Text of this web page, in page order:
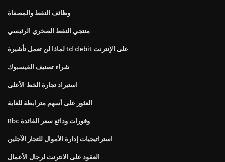
وظائف النفط والمصفاة
منتجي النفط الصخري الرئيسي
لماذا لن تعمل تأشيرة td debit على الإنترنت
شراء تصنيف الفيسبوك
استيراد تجارة الخط الأعلى
العثور على أسهم مترابطة للغاية
Rbc وفورات ودائع سعر الفائدة
استراتيجيات إدارة الأموال للتجار الآجلين
العقود على الانترنت لرجال الأعمال